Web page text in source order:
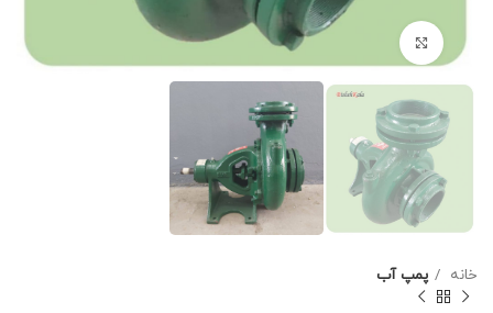
برای بزرگنمایی کلیک کنید
خانه پمپ آب